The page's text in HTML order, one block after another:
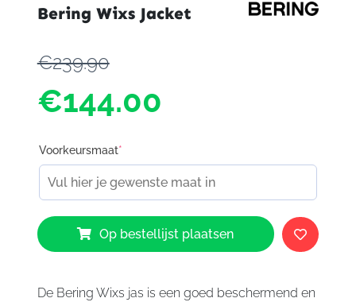
Bering Wixs Jacket
€239.90
€144.00
Voorkeursmaat*
Bering
Wixs
Jacket
Op bestellijst plaatsen
De Bering Wixs jas is een goed beschermend en